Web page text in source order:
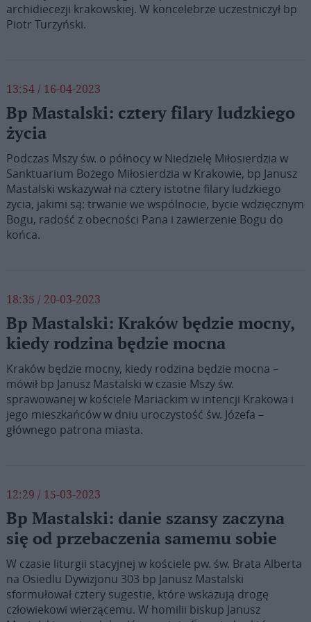
archidiecezji krakowskiej. W koncelebrze uczestniczył bp
Piotr Turzyński.
13:54 / 16-04-2023
Bp Mastalski: cztery filary ludzkiego
życia
Podczas Mszy św. o północy w Niedzielę Miłosierdzia w
Sanktuarium Bożego Miłosierdzia w Krakowie, bp Janusz
Mastalski wskazywał na cztery istotne filary ludzkiego
życia, jakimi są: trwanie we wspólnocie, bycie wdzięcznym
Bogu, radość z obecności Pana i zawierzenie Bogu do
końca.
18:35 / 20-03-2023
Bp Mastalski: Kraków będzie mocny,
kiedy rodzina będzie mocna
Kraków będzie mocny, kiedy rodzina będzie mocna –
mówił bp Janusz Mastalski w czasie Mszy św.
sprawowanej w kościele Mariackim w intencji Krakowa i
jego mieszkańców w dniu uroczystość św. Józefa –
głównego patrona miasta.
12:29 / 15-03-2023
Bp Mastalski: danie szansy zaczyna
się od przebaczenia samemu sobie
W czasie liturgii stacyjnej w kościele pw. św. Brata Alberta
na Osiedlu Dywizjonu 303 bp Janusz Mastalski
sformułował cztery sugestie, które wskazują drogę
człowiekowi wierzącemu. W homilii biskup Janusz